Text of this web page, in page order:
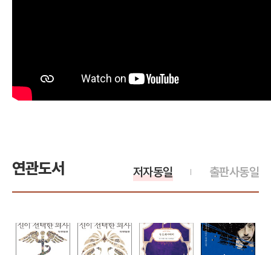
연관도서 출판사동일
저자동일